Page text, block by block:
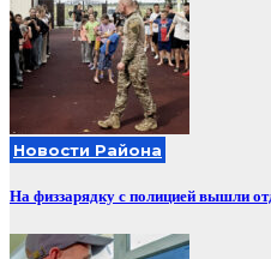
Новости Района
На физзарядку с полицией вышли